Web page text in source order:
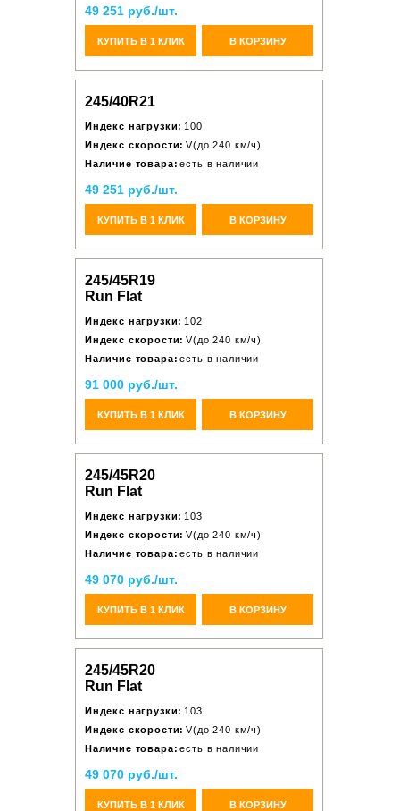
49 251 руб./шт.
КУПИТЬ В 1 КЛИК В КОРЗИНУ
245/40R21
Индекс нагрузки: 100
Индекс скорости: V(до 240 км/ч)
Наличие товара: есть в наличии
49 251 руб./шт.
КУПИТЬ В 1 КЛИК В КОРЗИНУ
245/45R19
Run Flat
Индекс нагрузки: 102
Индекс скорости: V(до 240 км/ч)
Наличие товара: есть в наличии
91 000 руб./шт.
КУПИТЬ В 1 КЛИК В КОРЗИНУ
245/45R20
Run Flat
Индекс нагрузки: 103
Индекс скорости: V(до 240 км/ч)
Наличие товара: есть в наличии
49 070 руб./шт.
КУПИТЬ В 1 КЛИК В КОРЗИНУ
245/45R20
Run Flat
Индекс нагрузки: 103
Индекс скорости: V(до 240 км/ч)
Наличие товара: есть в наличии
49 070 руб./шт.
КУПИТЬ В 1 КЛИК В КОРЗИНУ